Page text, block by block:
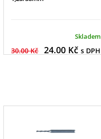
Skladem
30.00 Kč 24.00Kč s DPH